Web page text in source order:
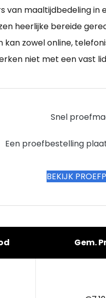
van maaltijdbedeling
heerlijke bereide
zowel online,
niet met een vast
Snel
Een proefbestelling
BEKIJK
Gem.